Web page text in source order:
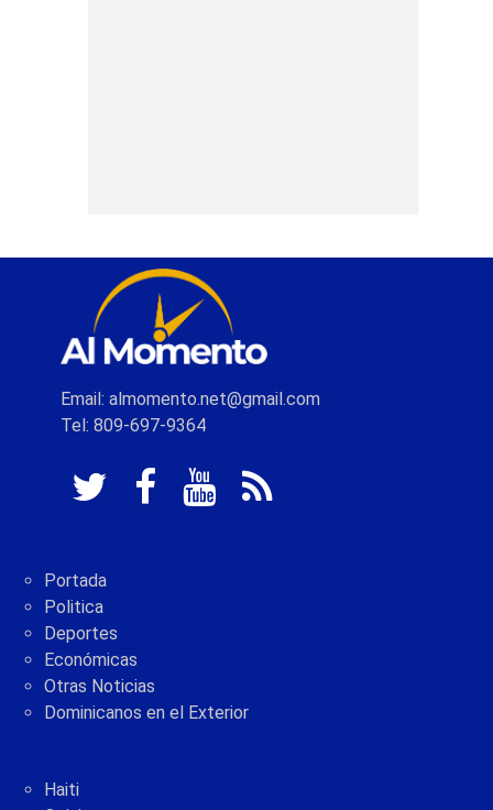
Email: almomento.net@gmail.com
Tel: 809-697-9364
Portada
Politica
Deportes
Económicas
Otras Noticias
Dominicanos en el Exterior
Haiti